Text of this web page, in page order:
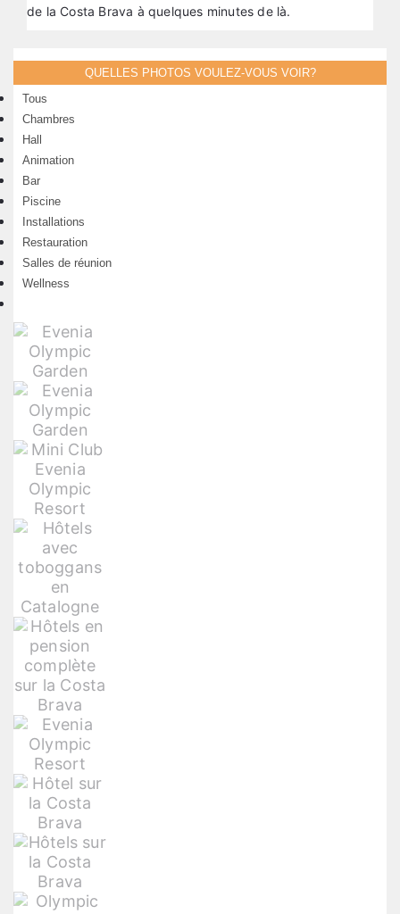
de la Costa Brava à quelques minutes de là.
QUELLES PHOTOS VOULEZ-VOUS VOIR?
Tous
Chambres
Hall
Animation
Bar
Piscine
Installations
Restauration
Salles de réunion
Wellness